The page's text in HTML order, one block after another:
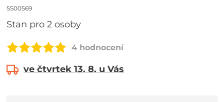
SS00569
Stan pro 2 osoby
4 hodnocení
ve čtvrtek 13. 8. u Vás